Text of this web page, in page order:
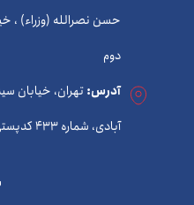
دوم
آدرس:تهران، خیابان
آبادی، شماره 433 کدپستی: 1434933574